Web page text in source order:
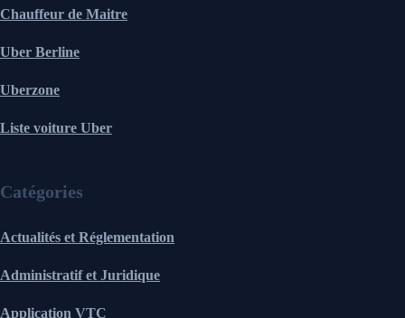
Chauffeur de Maitre
Uber Berline
Uberzone
Liste voiture Uber
Catégories
Actualités et Réglementation
Administratif et Juridique
Application VTC